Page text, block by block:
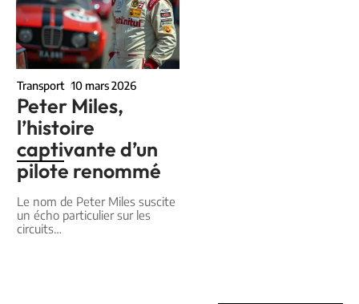
Transport 10 mars 2026
Peter Miles,
l’histoire
captivante d’un
pilote renommé
Le nom de Peter Miles suscite
un écho particulier sur les
circuits…